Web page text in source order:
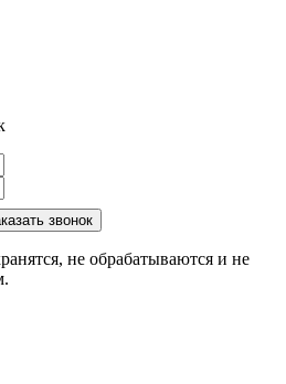
не обрабатываются и не